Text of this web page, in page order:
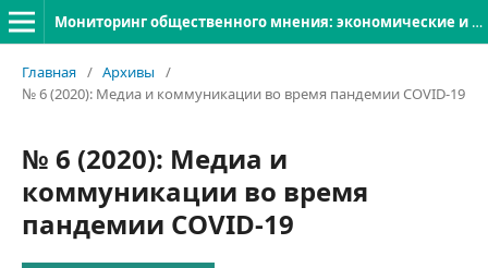
Мониторинг общественного мнения: экономические и социальные перемены
Главная / Архивы
/
№ 6 (2020): Медиа и коммуникации во время пандемии COVID-19
№ 6 (2020): Медиа и
коммуникации во время
пандемии COVID-19